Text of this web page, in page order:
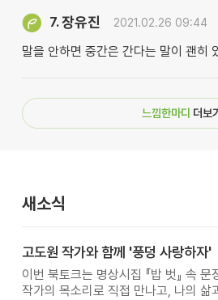
7.장유진 2021.02.26 09:44
말을 안하면 중간은 간다는 말이 괜히
느낌한마디 더보
새소식
고도원 작가와 함께 '풍덩 사랑하자'
이번 북토크는 명상시집 『밥 벗』 속 문
작가의 목소리로 직접 만나고, 나의 삶